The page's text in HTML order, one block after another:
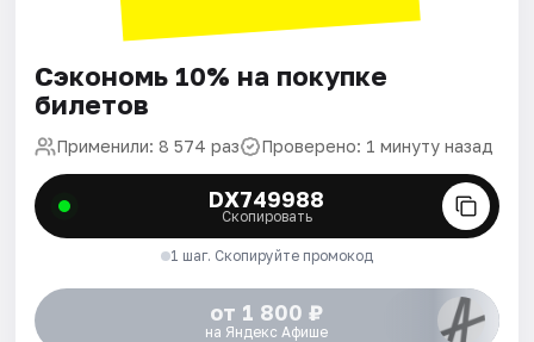
Сэкономь 10% на покупке
билетов
Применили: 8 574 раз Проверено: 1 минуту назад
DX749988
Скопировать
1 шаг. Скопируйте промокод
от 1 800 ₽
на Яндекс Афише